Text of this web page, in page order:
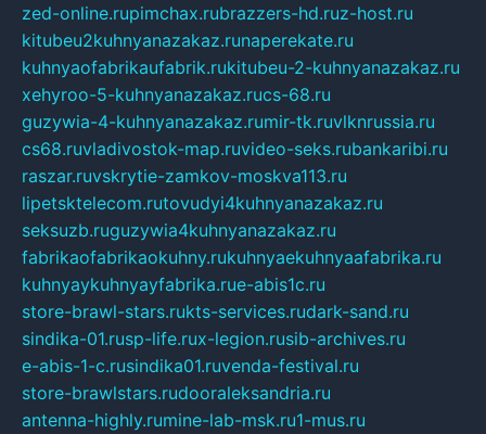
zed-online.rupimchax.rubrazzers-hd.ruz-host.ru
kitubeu2kuhnyanazakaz.runaperekate.ru
kuhnyaofabrikaufabrik.rukitubeu-2-kuhnyanazakaz.ru
xehyroo-5-kuhnyanazakaz.rucs-68.ru
guzywia-4-kuhnyanazakaz.rumir-tk.ruvlknrussia.ru
cs68.ruvladivostok-map.ruvideo-seks.rubankaribi.ru
raszar.ruvskrytie-zamkov-moskva113.ru
lipetsktelecom.rutovudyi4kuhnyanazakaz.ru
seksuzb.ruguzywia4kuhnyanazakaz.ru
fabrikaofabrikaokuhny.rukuhnyaekuhnyaafabrika.ru
kuhnyaykuhnyayfabrika.rue-abis1c.ru
store-brawl-stars.rukts-services.rudark-sand.ru
sindika-01.rusp-life.rux-legion.rusib-archives.ru
e-abis-1-c.rusindika01.ruvenda-festival.ru
store-brawlstars.rudooraleksandria.ru
antenna-highly.rumine-lab-msk.ru1-mus.ru